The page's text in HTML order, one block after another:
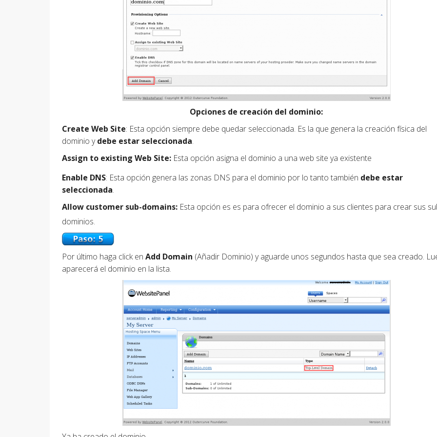
Opciones de creación del dominio:
Create Web Site: Esta opción siempre debe quedar seleccionada. Es la que genera la creación física del
dominio ydebe estar seleccionada.
Assign to existing Web Site: Esta opción asigna el dominio a una web site ya existente
Enable DNS: Esta opción genera las zonas DNS para el dominio por lo tanto también debe estar
seleccionada.
Allow customer sub-domains: Esta opción es es para ofrecer el dominio a sus clientes para crear sus
dominios.
Por último haga click en Add Domain (Añadir Dominio) y aguarde unos segundos hasta que sea creado.
aparecerá el dominio en la lista.